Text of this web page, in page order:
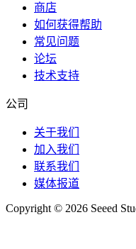
商店
如何获得帮助
常见问题
论坛
技术支持
公司
关于我们
加入我们
联系我们
媒体报道
Copyright © 2026 Seeed